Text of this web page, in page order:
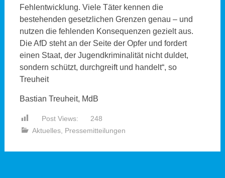
Fehlentwicklung. Viele Täter kennen die
bestehenden gesetzlichen Grenzen genau – und
nutzen die fehlenden Konsequenzen gezielt aus.
Die AfD steht an der Seite der Opfer und fordert
einen Staat, der Jugendkriminalität nicht duldet,
sondern schützt, durchgreift und handelt“, so
Treuheit
Bastian Treuheit, MdB
Post Views:
248
Aktuelles, Pressemitteilungen